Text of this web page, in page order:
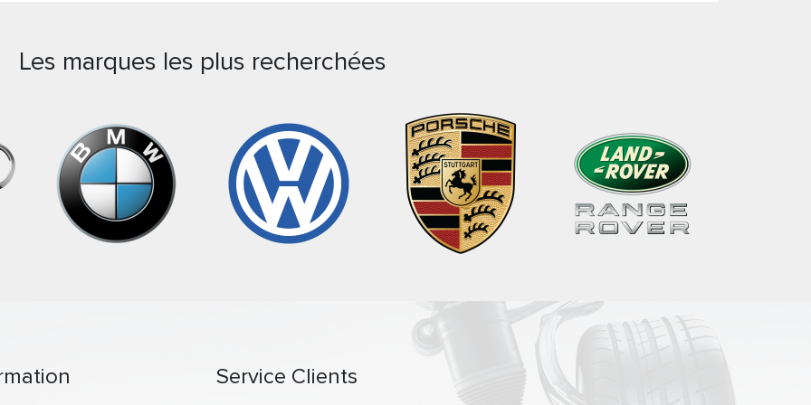
Les marques les plus recherchées
Service Clients